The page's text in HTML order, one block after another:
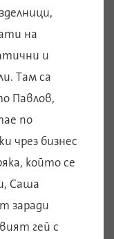
на
и
Там са
Павлов,
по
чрез бизнес
който се
Саша
заради
гей с